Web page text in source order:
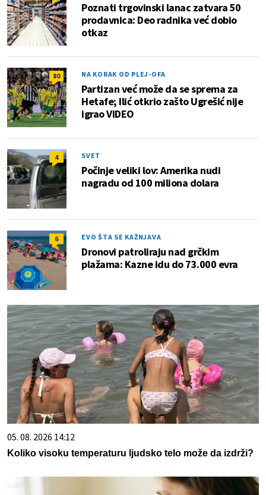
Poznati trgovinski lanac zatvara 50
prodavnica: Deo radnika već dobio
otkaz
80 NA KORAK OD PLEJ-OFA
Partizan već može da se sprema za
Hetafe; Ilić otkrio zašto Ugrešić nije
igrao VIDEO
4 SVET
Počinje veliki lov: Amerika nudi
nagradu od 100 miliona dolara
6 EVO ŠTA SE KAŽNJAVA
Dronovi patroliraju nad grčkim
plažama: Kazne idu do 73.000 evra
05. 08. 2026 14:12
Koliko visoku temperaturu ljudsko telo može da izdrži?